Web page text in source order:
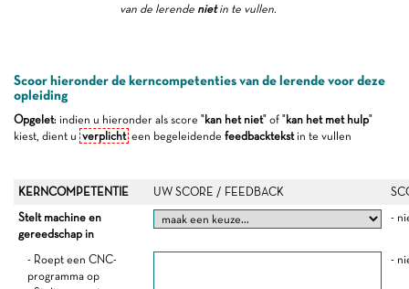
van de lerende nietin te vullen.
Scoor hieronder de kerncompetenties van de lerende voor deze
opleiding
Opgelet: indien u hieronder als score "kan het niet" of "kan het met hulp"
kiest, dient u verplicht een begeleidende feedbacktekstin te vullen
KERNCOMPETENTIE UW SCORE / FEEDBACK
Stelt machine en
gereedschap in
-
- Roept een CNC-
programma op
-